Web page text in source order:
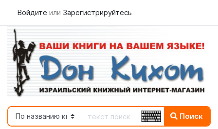
Войдите или Зарегистрируйтесь
Поиск